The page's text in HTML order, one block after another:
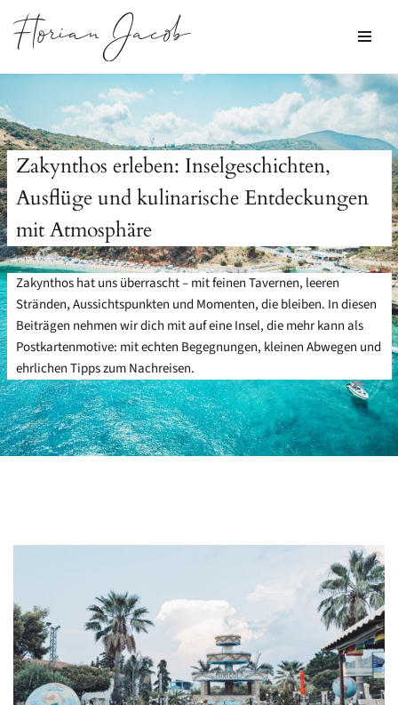
Zum
Zakynthos erleben: Inselgeschichten,
Ausflüge und kulinarische Entdeckungen
mit Atmosphäre
Zakynthos hat uns überrascht – mit feinen Tavernen, leeren
Stränden, Aussichtspunkten und Momenten, die bleiben. In diesen
Beiträgen nehmen wir dich mit auf eine Insel, die mehr kann als
Postkartenmotive: mit echten Begegnungen, kleinen Abwegen und
ehrlichen Tipps zum Nachreisen.